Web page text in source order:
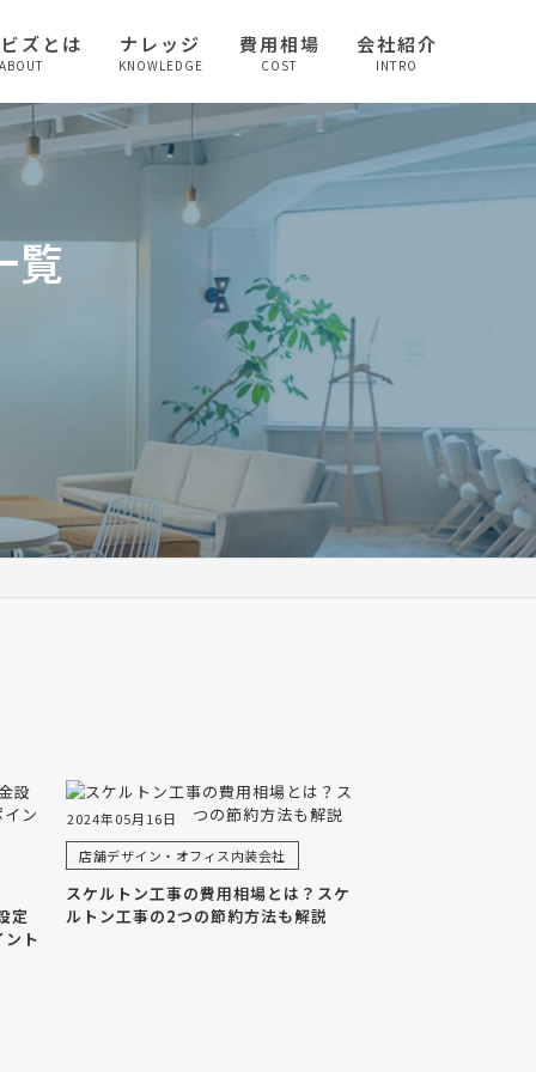
ズとは ナレッジ
KNOWLEDGE
費用相場
COST
会社紹介
INTRO
覧
定
ト
2024年05月16日
店舗デザイン・オフィス内装会社
スケルトン工事の費用相場とは？スケ
ルトン工事の2つの節約方法も解説